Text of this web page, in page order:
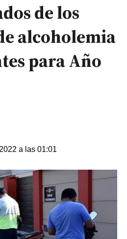
de los
alcoholemia
para Año
a las 01:01